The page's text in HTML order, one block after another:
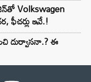
Volkswagen
ఫీచర్లు ఇవే.!
దుర్వాసనా.? ఈ